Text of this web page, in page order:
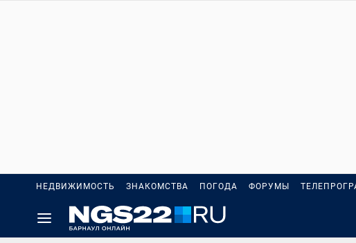
НЕДВИЖИМОСТЬ ЗНАКОМСТВА ПОГОДА ФОРУМЫ